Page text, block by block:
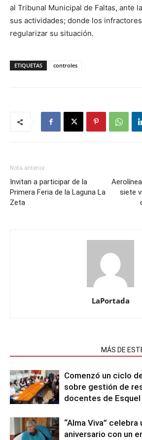
al Tribunal Municipal de Faltas, ante
sus actividades; donde los
regularizar su situación.
ETIQUETAS controles
Nota anterior
Invitan a participar de la
Primera Feria de la Laguna La
Zeta
siete
LaPortada
MÁS DE
Comenzó un ciclo
sobre gestión de
docentes de Esquel
“Alma Viva” celebra
aniversario con un